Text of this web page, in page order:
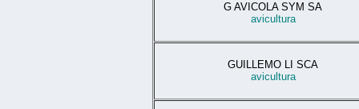
G AVICOLA SYM SA
avicultura
GUILLEMO LI SCA
avicultura